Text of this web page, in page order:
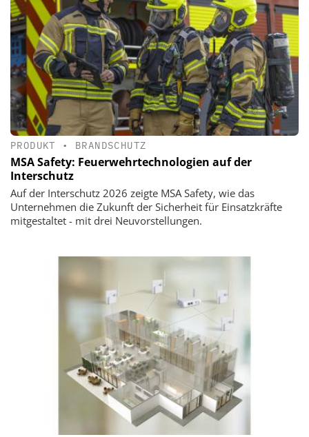
PRODUKT • BRANDSCHUTZ
MSA Safety: Feuerwehrtechnologien auf der
Interschutz
Auf der Interschutz 2026 zeigte MSA Safety, wie das
Unternehmen die Zukunft der Sicherheit für Einsatzkräfte
mitgestaltet - mit drei Neuvorstellungen.